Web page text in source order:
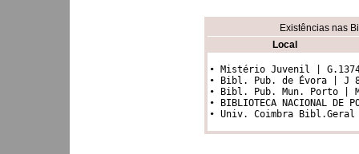
Existências nas
Local
• Mistério Juvenil |
• Bibl. Pub. de Évora | J
• Bibl. Pub. Mun. Porto |
• BIBLIOTECA NACIONAL